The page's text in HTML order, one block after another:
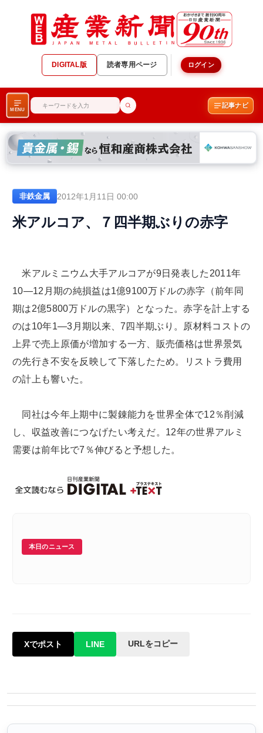
DIGITAL版 読者専用ページ ログイン
MENU
記事ナビ
非鉄金属 2012年1月11日 00:00
米アルコア、７四半期ぶりの赤字
米アルミニウム大手アルコアが9日発表した2011年
10―12月期の純損益は1億9100万ドルの赤字（前年同
期は2億5800万ドルの黒字）となった。赤字を計上する
のは10年1―3月期以来、7四半期ぶり。原材料コストの
上昇で売上原価が増加する一方、販売価格は世界景気
の先行き不安を反映して下落したため。リストラ費用
の計上も響いた。
同社は今年上期中に製錬能力を世界全体で12％削減
し、収益改善につなげたい考えだ。12年の世界アルミ
需要は前年比で7％伸びると予想した。
本日のニュース
Xでポスト LINE URLをコピー